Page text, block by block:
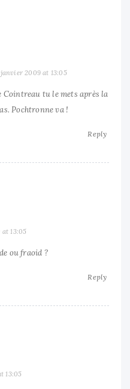
2009 at 13:05
Cointreau tu le mets après la
Pochtronne va !
Reply
13:05
ou fraoid ?
Reply
13:05